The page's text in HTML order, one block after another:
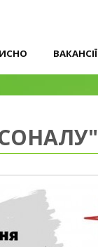
ВАКАНСІЇ